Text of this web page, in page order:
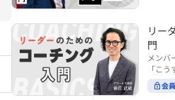
のリー
ぶコー
回）：
あり方
AIツ
『AI
し、自
ようになっ
作時点
（
ーマは
中心
し（
ate）
ていくこと。 リス
ばれる
軸”を
リー
門
メンバ
「こ
まう。
い」と
会